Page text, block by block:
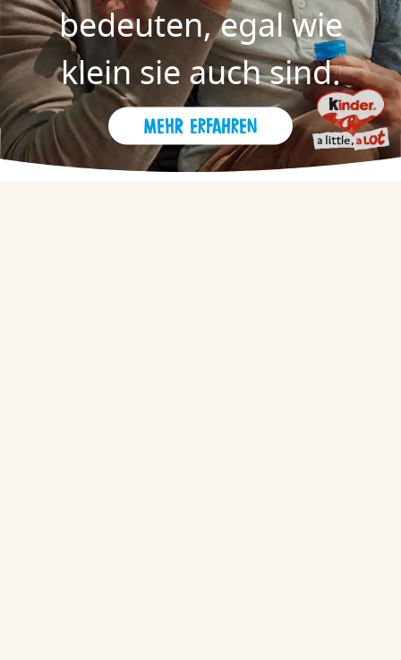
bedeuten, egal wie
klein sie auch sind.
Mehr erfahren